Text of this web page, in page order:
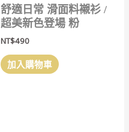
擇
選
舒適日常 滑面料襯衫 /
超美新色登場 粉
NT$490
加入購物車